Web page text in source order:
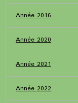
Année 2016
Année 2020
Année 2021
Année 2022